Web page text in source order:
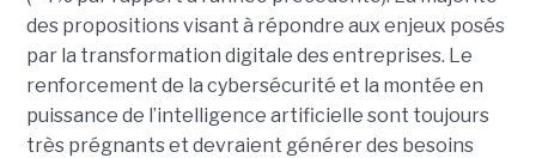
des propositions visant à répondre aux enjeux posés
par la transformation digitale des entreprises. Le
renforcement de la cybersécurité et la montée en
puissance de l’intelligence artificielle sont toujours
très prégnants et devraient générer des besoins